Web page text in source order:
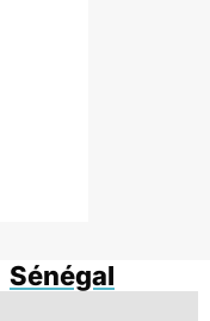
Sénégal